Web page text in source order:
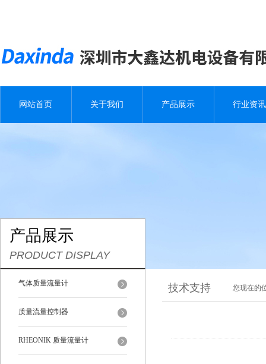
网站首页 关于我们 产品展示 行业资讯
产品展示
PRODUCT DISPLAY
气体质量流量计
质量流量控制器
RHEONIK 质量流量计
技术支持 您现在的